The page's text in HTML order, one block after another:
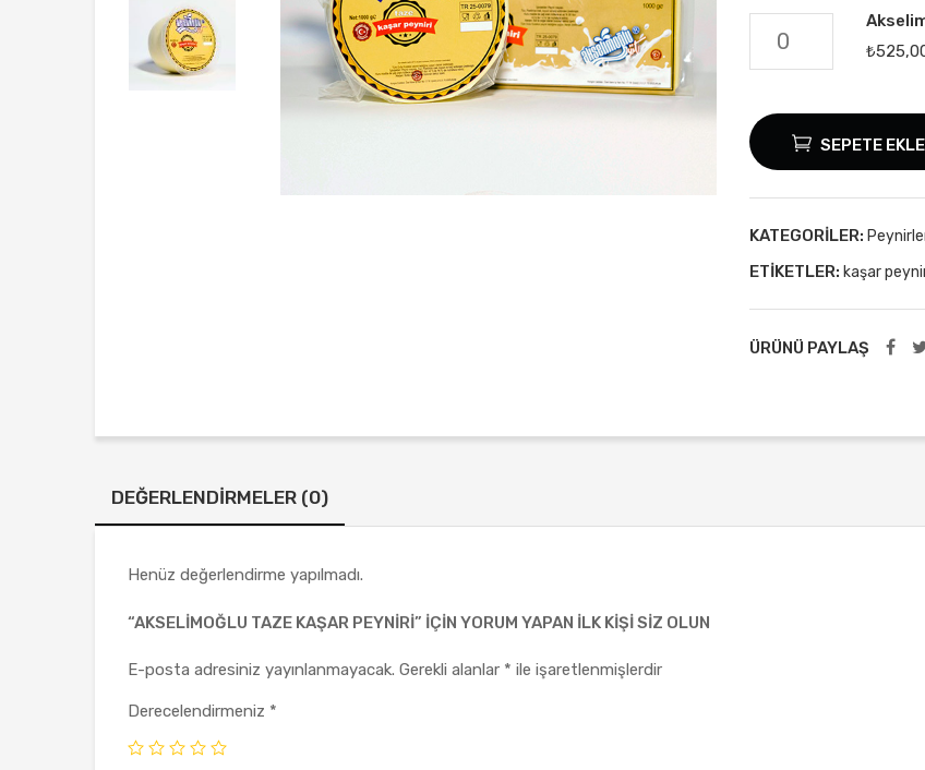
Kaşar
Peyniri
500
adet
Akselimoğlu
Peyniri
1000
₺
SEPETE EKLE
KATEGORILER:
ETIKETLER: kaşar
ÜRÜNÜ PAYLAŞ
DEĞERLENDIRMELER (0)
Henüz değerlendirme yapılmadı.
“AKSELIMOĞLU TAZE KAŞAR PEYNIRI” IÇIN YORUM YAPAN ILK KIŞI SIZ OLUN
E-posta adresiniz yayınlanmayacak. Gerekli alanlar * ile işaretlenmişlerdir
Derecelendirmeniz *